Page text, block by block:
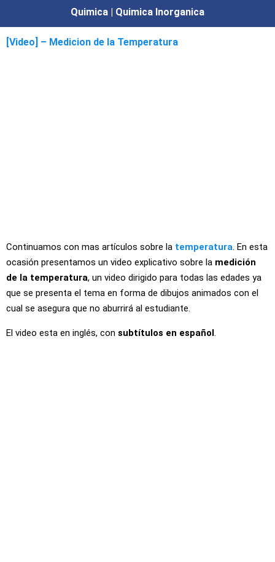
Quimica | Quimica Inorganica
[Video] – Medicion de la Temperatura
Continuamos con mas artículos sobre la temperatura. En esta
ocasión presentamos un video explicativo sobre la medición
de la temperatura, un video dirigido para todas las edades ya
que se presenta el tema en forma de dibujos animados con el
cual se asegura que no aburrirá al estudiante.
El video esta en inglés, con subtítulos en español.